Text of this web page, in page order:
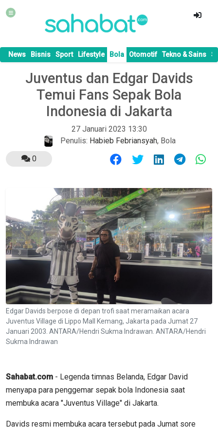
News Bisnis Sport Lifestyle Bola Otomotif Tekno & Sains
Juventus dan Edgar Davids
Temui Fans Sepak Bola
Indonesia di Jakarta
27 Januari 2023 13:30
Penulis: Habieb Febriansyah, Bola
0
Edgar Davids berpose di depan trofi saat meramaikan acara
Juventus Village di Lippo Mall Kemang, Jakarta pada Jumat 27
Januari 2003. ANTARA/Hendri Sukma Indrawan. ANTARA/Hendri
Sukma Indrawan
Sahabat.com - Legenda timnas Belanda, Edgar David
menyapa para penggemar sepak bola Indonesia saat
membuka acara "Juventus Village" di Jakarta.
Davids resmi membuka acara tersebut pada Jumat sore